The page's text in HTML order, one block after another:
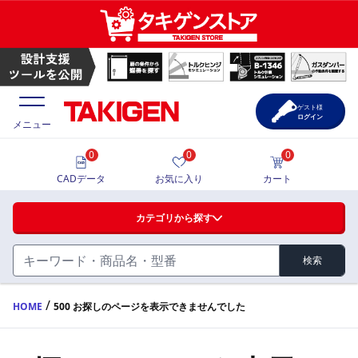
ハンドル・取手・つまみ・周辺機器
FA・A
蝶番・ステー・周辺機器
価格一覧
製品カタログ
メニュー
カテゴリから探す
検索
0
CADデータ
0
お気に入り
0
カート
ゲスト様
ログイン
HOME / 500 お探しのページを表示できませんでした